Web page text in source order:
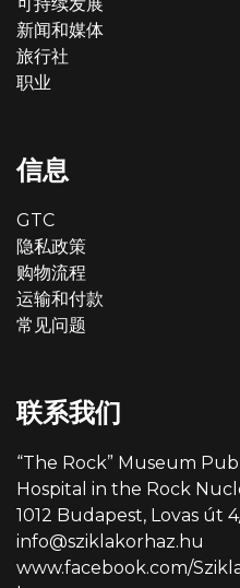
新闻和媒体
旅行社
职业
信息
GTC
隐私政策
购物流程
运输和付款
常见问题
联系我们
“The Rock” Museum
Hospital in the Rock
1012 Budapest, Lovas út
info@sziklakorhaz.hu
www.facebook.com/